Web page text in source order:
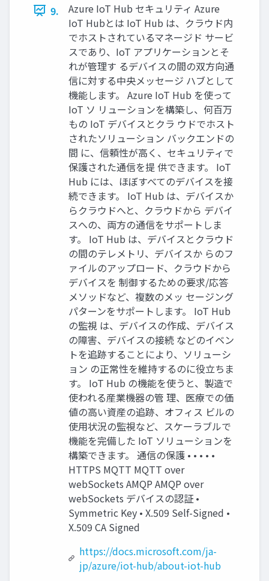
9.
Azure IoT Hub セキュリティ Azure
IoT Hubとは IoT Hub は、クラウド内
でホストされているマネージド サービ
スであり、IoT アプリケーションとそ
れが管理す るデバイスの間の双方向通
信に対する中央メッセージ ハブとして
機能します。 Azure IoT Hub を使って
IoT ソ リューションを構築し、何百万
もの IoT デバイスとクラ ウドでホスト
されたソリューション バックエンドの
間 に、信頼性が高く、セキュリティで
保護された通信を提 供できます。 IoT
Hub には、ほぼすべてのデバイスを接
続できます。 IoT Hub は、デバイスか
らクラウドへと、クラウドから デバイ
スへの、両方の通信をサポートしま
す。 IoT Hub は、デバイスとクラウド
の間のテレメトリ、デバイスか らのフ
ァイルのアップロード、クラウドから
デバイスを 制御するための要求/応答
メソッドなど、複数のメッ セージング
パターンをサポートします。 IoT Hub
の監視 は、デバイスの作成、デバイス
の障害、デバイスの接続 などのイベン
トを追跡することにより、ソリューシ
ョン の正常性を維持するのに役立ちま
す。 IoT Hub の機能を使うと、製造で
使われる産業機器の管 理、医療での価
値の高い資産の追跡、オフィス ビルの
使用状況の監視など、スケーラブルで
機能を完備した IoT ソリューションを
構築できます。 通信の保護 • • • • •
HTTPS MQTT MQTT over
webSockets AMQP AMQP over
webSockets デバイスの認証 •
Symmetric Key • X.509 Self-Signed •
X.509 CA Signed
https://docs.microsoft.com/ja-
jp/azure/iot-hub/about-iot-hub